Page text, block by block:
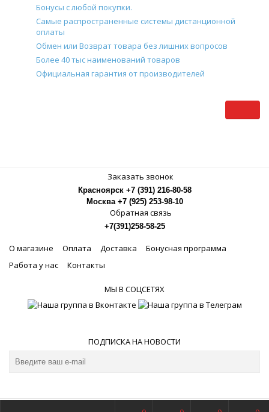
Бонусы с любой покупки.
Самые распространенные системы дистанционной
оплаты
Обмен или Возврат товара без лишних вопросов
Более 40 тыс наименований товаров
Официальная гарантия от производителей
Заказать звонок
Красноярск +7 (391) 216-80-58
Москва +7 (925) 253-98-10
Обратная связь
+7(391)258-58-25
О магазине Оплата Доставка
Бонусная программа
Работа у нас
Контакты
МЫ В СОЦСЕТЯХ
ПОДПИСКА НА НОВОСТИ